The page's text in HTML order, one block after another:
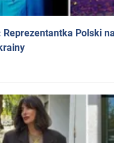
Reprezentantka Polski